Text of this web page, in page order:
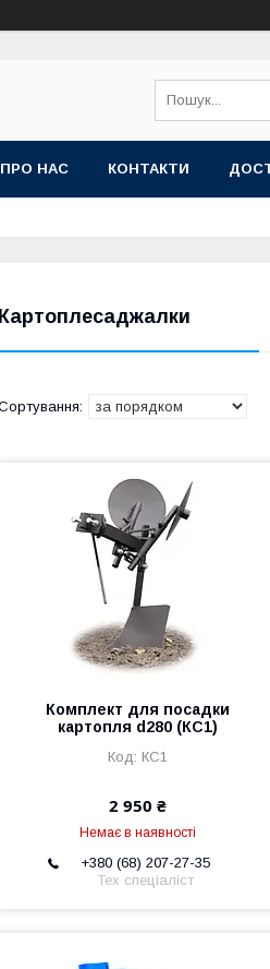
ПРО НАС КОНТАКТИ
Картоплесаджалки
Комплект для посадки
картопля d280 (КС1)
КС1
2 950 ₴
Немає в наявності
+380 (68) 207-27-35
Тех спеціаліст